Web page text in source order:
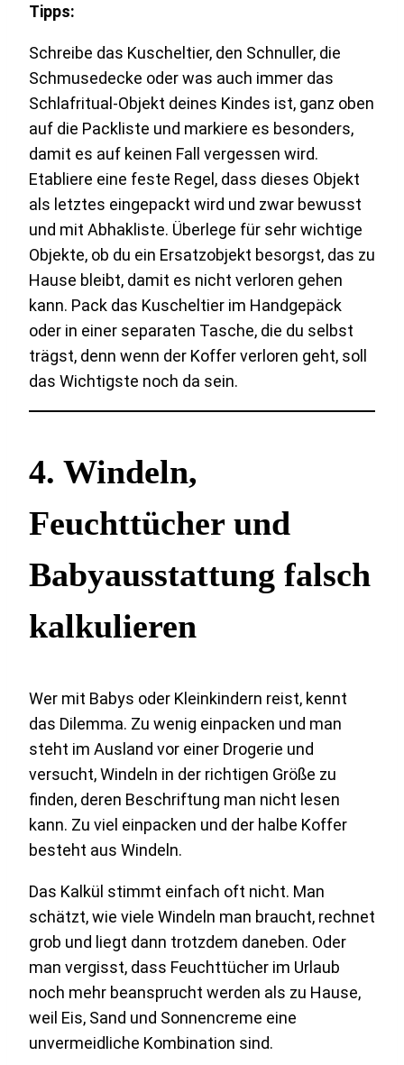
Tipps:
Schreibe das Kuscheltier, den Schnuller, die
Schmusedecke oder was auch immer das
Schlafritual-Objekt deines Kindes ist, ganz oben
auf die Packliste und markiere es besonders,
damit es auf keinen Fall vergessen wird.
Etabliere eine feste Regel, dass dieses Objekt
als letztes eingepackt wird und zwar bewusst
und mit Abhakliste. Überlege für sehr wichtige
Objekte, ob du ein Ersatzobjekt besorgst, das zu
Hause bleibt, damit es nicht verloren gehen
kann. Pack das Kuscheltier im Handgepäck
oder in einer separaten Tasche, die du selbst
trägst, denn wenn der Koffer verloren geht, soll
das Wichtigste noch da sein.
4. Windeln,
Feuchttücher und
Babyausstattung falsch
kalkulieren
Wer mit Babys oder Kleinkindern reist, kennt
das Dilemma. Zu wenig einpacken und man
steht im Ausland vor einer Drogerie und
versucht, Windeln in der richtigen Größe zu
finden, deren Beschriftung man nicht lesen
kann. Zu viel einpacken und der halbe Koffer
besteht aus Windeln.
Das Kalkül stimmt einfach oft nicht. Man
schätzt, wie viele Windeln man braucht, rechnet
grob und liegt dann trotzdem daneben. Oder
man vergisst, dass Feuchttücher im Urlaub
noch mehr beansprucht werden als zu Hause,
weil Eis, Sand und Sonnencreme eine
unvermeidliche Kombination sind.